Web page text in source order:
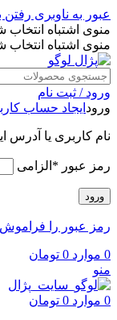
عبور به ناوبری رفتن
منوی اشتباه
منوی اشتباه
ورود / ثبت نام
ورود ایجاد حساب
نام کاربری یا آدرس
رمز عبور * الزامی
ورود
رمز عبور را فراموش
0 موارد 0 تومان
منو
0 موارد 0 تومان